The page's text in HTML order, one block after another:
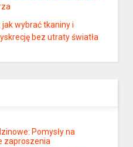
wybrać tkaniny i
bez utraty światła
Pomysły na
zaproszenia